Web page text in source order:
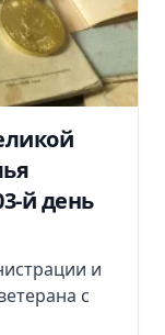
й день
и
с